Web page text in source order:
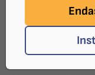
Närvarande:
och 5 (fem)
(trettiotre)